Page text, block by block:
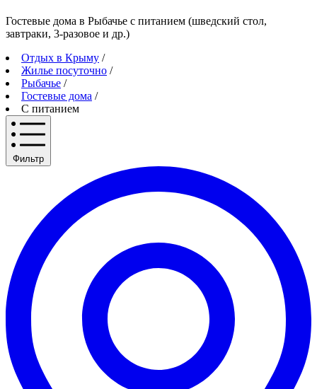
Гостевые дома в Рыбачье c питанием (шведский стол,
завтраки, 3-разовое и др.)
Отдых в Крыму /
Жилье посуточно /
Рыбачье /
Гостевые дома /
С питанием
Фильтр